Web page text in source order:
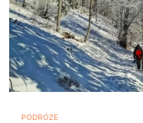
PODRÓŻE